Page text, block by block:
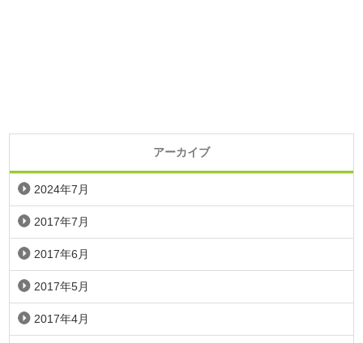
アーカイブ
2024年7月
2017年7月
2017年6月
2017年5月
2017年4月